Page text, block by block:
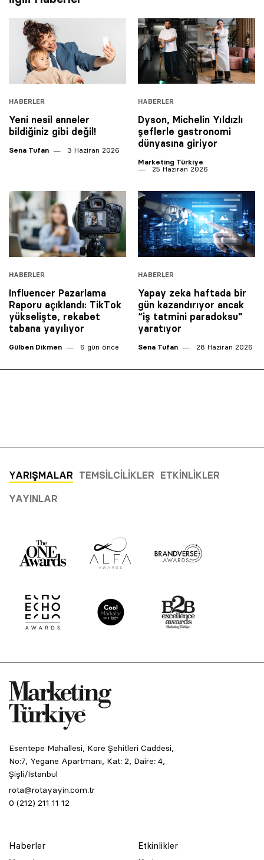
HABERLER
Yeni nesil anneler
bildiğiniz gibi değil!
Sena Tufan 3 Haziran 2026
HABERLER
Dyson, Michelin Yıldızlı
şeflerle gastronomi
dünyasına giriyor
Marketing Türkiye
25 Haziran 2026
HABERLER
Influencer Pazarlama
Raporu açıklandı: TikTok
yükselişte, rekabet
tabana yayılıyor
Gülben Dikmen 6 gün önce
HABERLER
Yapay zeka haftada bir
gün kazandırıyor ancak
“iş tatmini paradoksu”
yaratıyor
Sena Tufan 28 Haziran 2026
YARIŞMALAR TEMSILCILIKLER ETKINLIKLER
YAYINLAR
Esentepe Mahallesi, Kore Şehitleri Caddesi,
No:7, Yegane Apartmanı, Kat: 2, Daire: 4,
Şişli/İstanbul
rota@rotayayin.com.tr
0 (212) 211 11 12
Haberler
Etkinlikler